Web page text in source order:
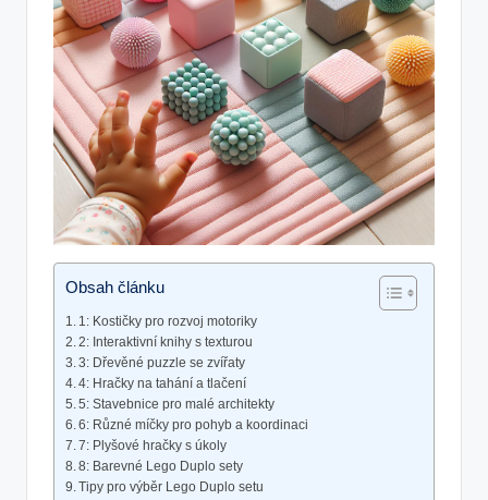
Obsah článku
1: Kostičky pro rozvoj motoriky
2: Interaktivní knihy⁤ s texturou
3: Dřevěné puzzle se zvířaty
4: Hračky ‍na ​tahání a ⁢tlačení
5: Stavebnice pro​ malé architekty
6: Různé míčky pro⁤ pohyb a koordinaci
7: Plyšové hračky s ‍úkoly
8: ⁤Barevné ⁢Lego Duplo​ sety
Tipy pro výběr Lego Duplo setu